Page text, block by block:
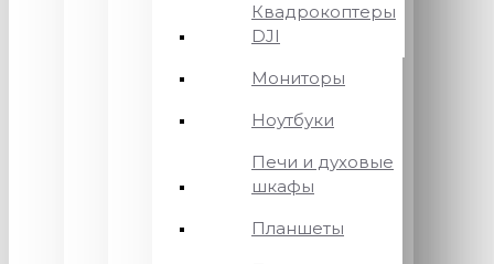
Квадрокоптеры
DJI
Мониторы
Ноутбуки
Печи и духовые
шкафы
Планшеты